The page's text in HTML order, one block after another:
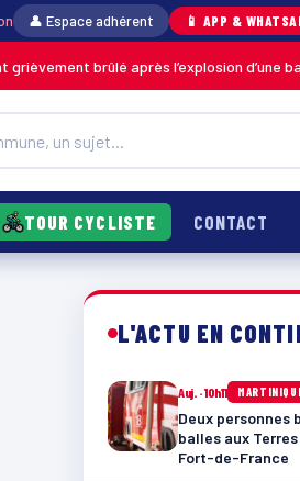
👤 Espace adhérent 📱 APP &
brûlé après l’explosion d’une balle
TOUR CYCLISTE CONTACT
L'ACTU EN
Auj. · 10h11
Deux personnes
balles aux
Fort-de-France